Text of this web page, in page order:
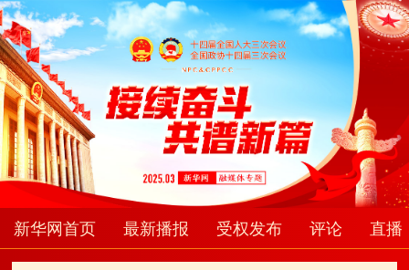
新华网首页 最新播报 受权发布 评论 直播